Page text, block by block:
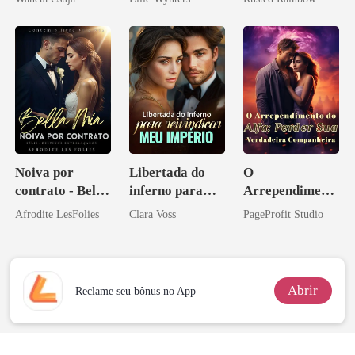
família
mafiosa!
Noiva por
contrato - Bella
Mia
Afrodite LesFolies
Libertada do
inferno para
reivindicar meu
Clara Voss
O
Arrependiment
o do Alfa:
Companheira
PageProfit Studio
Reclame seu bônus no App Abrir